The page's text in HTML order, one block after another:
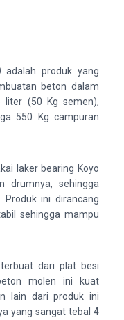
adalah produk yang
beton dalam
liter (50 Kg semen),
550 Kg campuran
laker bearing Koyo
drumnya, sehingga
Produk ini dirancang
sehingga mampu
dari plat besi
molen ini kuat
lain dari produk ini
yang sangat tebal 4